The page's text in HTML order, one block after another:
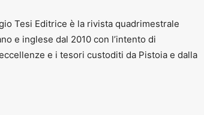
Tesi Editrice è la rivista quadrimestrale
e inglese dal 2010 con l’intento di
e i tesori custoditi da Pistoia e dalla